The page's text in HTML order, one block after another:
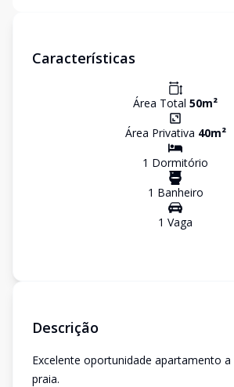
Características
Área Total 50m²
Área Privativa 40m²
1 Dormitório
1 Banheiro
1 Vaga
Descrição
Excelente oportunidade apartamento
praia.